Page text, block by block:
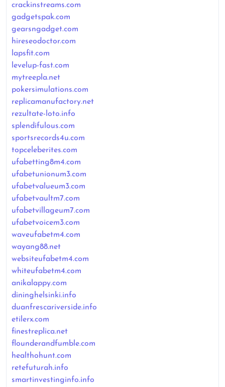
crackinstreams.com
gadgetspak.com
gearsngadget.com
hireseodoctor.com
lapsfit.com
levelup-fast.com
mytreepla.net
pokersimulations.com
replicamanufactory.net
rezultate-loto.info
splendifulous.com
sportsrecords4u.com
topceleberites.com
ufabetting8m4.com
ufabetunionum3.com
ufabetvalueum3.com
ufabetvaultm7.com
ufabetvillageum7.com
ufabetvoicem3.com
waveufabetm4.com
wayang88.net
websiteufabetm4.com
whiteufabetm4.com
anikalappy.com
dininghelsinki.info
duanfrescariverside.info
etilerx.com
finestreplica.net
flounderandfumble.com
healthohunt.com
retefuturah.info
smartinvestinginfo.info